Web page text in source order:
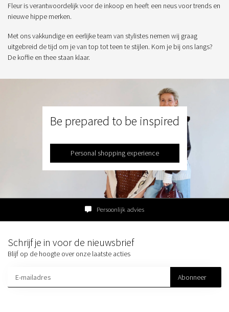
Fleur is verantwoordelijk voor de inkoop en heeft een neus voor trends en
nieuwe hippe merken.
Met ons vakkundige en eerlijke team van stylistes nemen wij graag
uitgebreid de tijd om je van top tot teen te stijlen. Kom je bij ons langs?
De koffie en thee staan klaar.
Be prepared to be inspired
Personal shopping experience
Persoonlijk advies
Schrijf je in voor de nieuwsbrief
Blijf op de hoogte over onze laatste acties
Abonneer